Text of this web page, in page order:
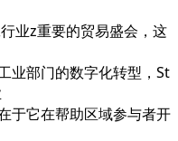
业z重要的贸易盛会，这
业部门的数字化转型，St
于它在帮助区域参与者开